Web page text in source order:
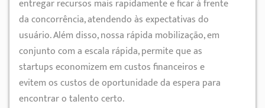
entregar recursos mais rapidamente e ficar à frente
da concorrência, atendendo às expectativas do
usuário. Além disso, nossa rápida mobilização, em
conjunto com a escala rápida, permite que as
startups economizem em custos financeiros e
evitem os custos de oportunidade da espera para
encontrar o talento certo.